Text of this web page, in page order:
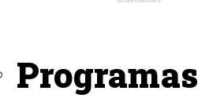
Programas